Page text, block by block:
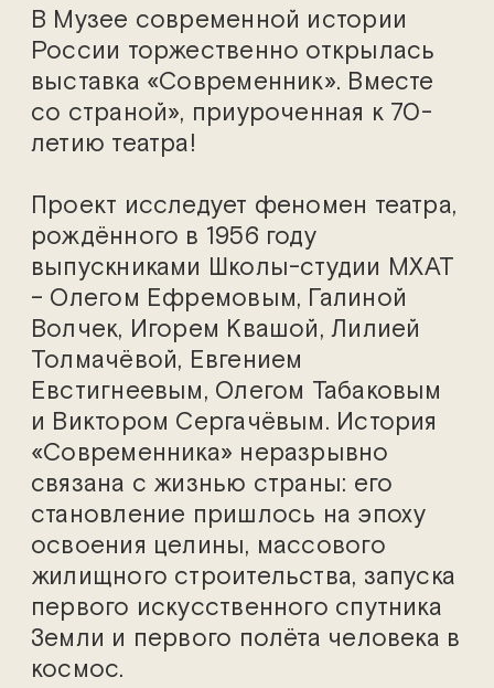
В Музее современной истории
России торжественно открылась
выставка «Современник». Вместе
со страной», приуроченная к 70-
летию театра!
Проект исследует феномен театра,
рождённого в 1956 году
выпускниками Школы-студии МХАТ
– Олегом Ефремовым, Галиной
Волчек, Игорем Квашой, Лилией
Толмачёвой, Евгением
Евстигнеевым, Олегом Табаковым
и Виктором Сергачёвым. История
«Современника» неразрывно
связана с жизнью страны: его
становление пришлось на эпоху
освоения целины, массового
жилищного строительства, запуска
первого искусственного спутника
Земли и первого полёта человека в
космос.